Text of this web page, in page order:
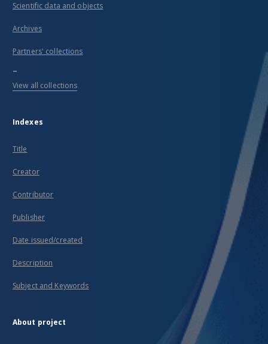
Scientific data and objects
Archives
Partners' collections
...
View all collections
Indexes
Title
Creator
Contributor
Publisher
Date issued/created
Description
Subject and Keywords
About project